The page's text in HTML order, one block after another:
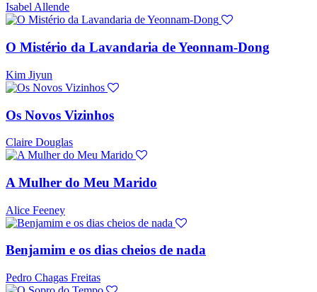
Isabel Allende
O Mistério da Lavandaria de Yeonnam-Dong
Kim Jiyun
Os Novos Vizinhos
Claire Douglas
A Mulher do Meu Marido
Alice Feeney
Benjamim e os dias cheios de nada
Pedro Chagas Freitas